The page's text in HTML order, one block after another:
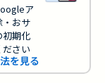
ア
・おサ
初期化
さい
を見る